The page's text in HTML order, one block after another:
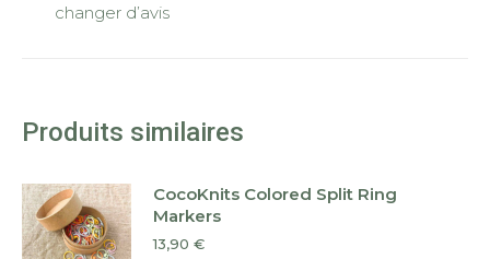
changer d’avis
Produits similaires
CocoKnits Colored Split Ring
Markers
13,90 €